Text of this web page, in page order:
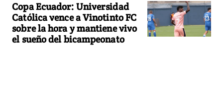
Copa Ecuador: Universidad
Católica vence a Vinotinto FC
sobre la hora y mantiene vivo
el sueño del bicampeonato